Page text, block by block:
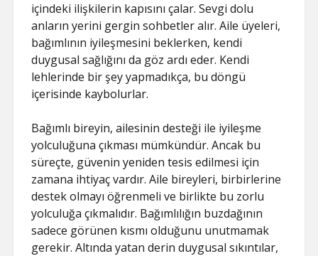
içindeki ilişkilerin kapısını çalar. Sevgi dolu
anların yerini gergin sohbetler alır. Aile üyeleri,
bağımlının iyileşmesini beklerken, kendi
duygusal sağlığını da göz ardı eder. Kendi
lehlerinde bir şey yapmadıkça, bu döngü
içerisinde kaybolurlar.
Bağımlı bireyin, ailesinin desteği ile iyileşme
yolculuğuna çıkması mümkündür. Ancak bu
süreçte, güvenin yeniden tesis edilmesi için
zamana ihtiyaç vardır. Aile bireyleri, birbirlerine
destek olmayı öğrenmeli ve birlikte bu zorlu
yolculuğa çıkmalıdır. Bağımlılığın buzdağının
sadece görünen kısmı olduğunu unutmamak
gerekir. Altında yatan derin duygusal sıkıntılar,